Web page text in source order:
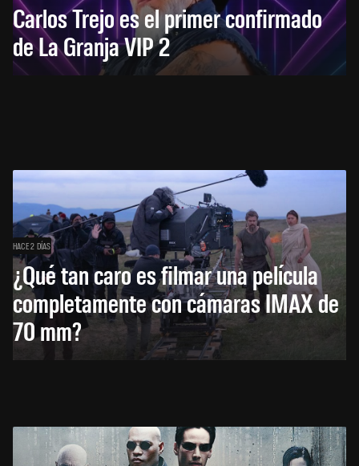
Carlos Trejo es el primer confirmado
de La Granja VIP 2
HACE 2 DÍAS
¿Qué tan caro es filmar una película
completamente con cámaras IMAX de
70 mm?